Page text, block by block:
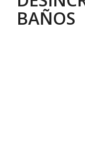
BAÑOS